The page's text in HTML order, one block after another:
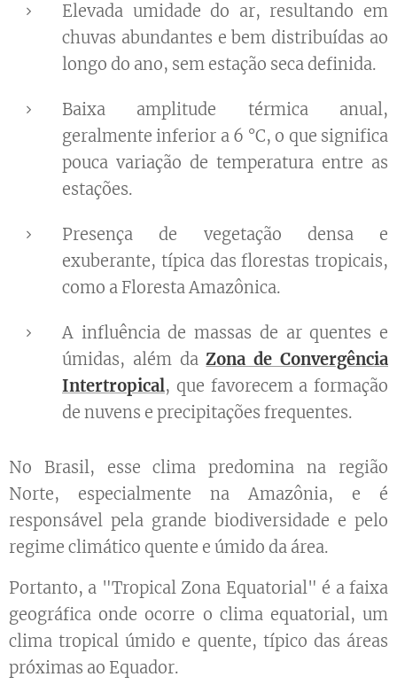
Elevada umidade do ar, resultando em
chuvas abundantes e bem distribuídas ao
longo do ano, sem estação seca definida.
Baixa amplitude térmica anual,
geralmente inferior a 6 °C, o que significa
pouca variação de temperatura entre as
estações.
Presença de vegetação densa e
exuberante, típica das florestas tropicais,
como a Floresta Amazônica.
A influência de massas de ar quentes e
úmidas, além daZona de Convergência
Intertropical, que favorecem a formação
de nuvens e precipitações frequentes.
No Brasil, esse clima predomina na região
Norte, especialmente na Amazônia, e é
responsável pela grande biodiversidade e pelo
regime climático quente e úmido da área.
Portanto, a "Tropical Zona Equatorial" é a faixa
geográfica onde ocorre o clima equatorial, um
clima tropical úmido e quente, típico das áreas
próximas ao Equador.